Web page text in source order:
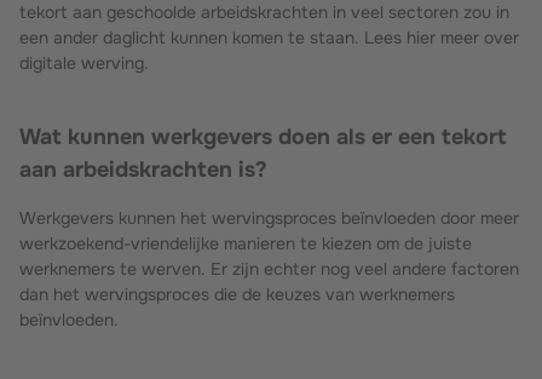
tekort aan geschoolde arbeidskrachten in veel sectoren zou in
een ander daglicht kunnen komen te staan. Lees hier meer over
digitale werving.
Wat kunnen werkgevers doen als er een tekort
aan arbeidskrachten is?
Werkgevers kunnen het wervingsproces beïnvloeden door meer
werkzoekend-vriendelijke manieren te kiezen om de juiste
werknemers te werven. Er zijn echter nog veel andere factoren
dan het wervingsproces die de keuzes van werknemers
beïnvloeden.